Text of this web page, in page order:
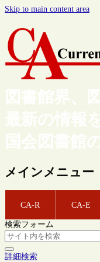
Skip to main content area
図書館界、
最新の情報
国会図書館
メインメニュー
CA-R CA-E
検索フォーム
詳細検索